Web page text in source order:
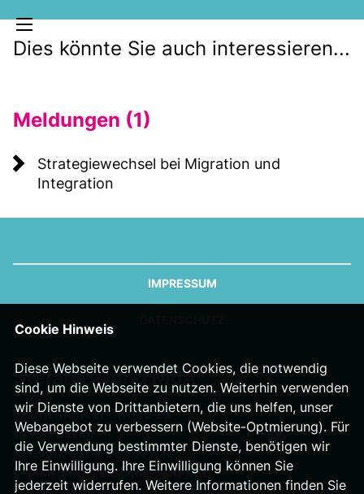
MELDUNGEN
KLARTEXT
Dies könnte Sie auch interessieren...
Meldungen (1)
Strategiewechsel bei Migration und
Integration
IMPRESSUM
Stefanie Bung MdA
Warnemünder Straße 29
14199 Berlin
Telefon: 0176 321 977 18
E-Mail: info@stefanie-bung.de
Cookie Hinweis
Diese Webseite verwendet Cookies, die notwendig
sind, um die Webseite zu nutzen. Weiterhin verwenden
wir Dienste von Drittanbietern, die uns helfen, unser
Webangebot zu verbessern (Website-Optmierung). Für
die Verwendung bestimmter Dienste, benötigen wir
Ihre Einwilligung. Ihre Einwilligung können Sie
jederzeit widerrufen. Weitere Informationen finden Sie